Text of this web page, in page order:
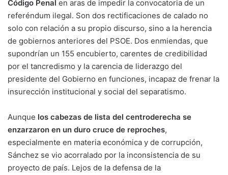
Código Penal en aras de impedir la convocatoria de un
referéndum ilegal. Son dos rectificaciones de calado no
solo con relación a su propio discurso, sino a la herencia
de gobiernos anteriores del PSOE. Dos enmiendas, que
supondrían un 155 encubierto, carentes de credibilidad
por el tancredismo y la carencia de liderazgo del
presidente del Gobierno en funciones, incapaz de frenar la
insurección institucional y social del separatismo.
Aunque los cabezas de lista del centroderecha se
enzarzaron en un duro cruce de reproches,
especialmente en materia económica y de corrupción,
Sánchez se vio acorralado por la inconsistencia de su
proyecto de país. Lejos de la defensa de la